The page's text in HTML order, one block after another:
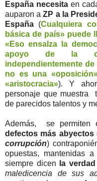
España necesita en
auparon aZP a la
España (Cualquiera
básica de país» puede
«Eso ensalza la
apoyo de la
independientemente
no es una
«aristocracia»). Y
personaje que muestra
de parecidos talentos y
Además, se permiten
defectos más abyectos
corrupción)
opuestas, mantenidas
siempre dicen la
maledicencia de sus